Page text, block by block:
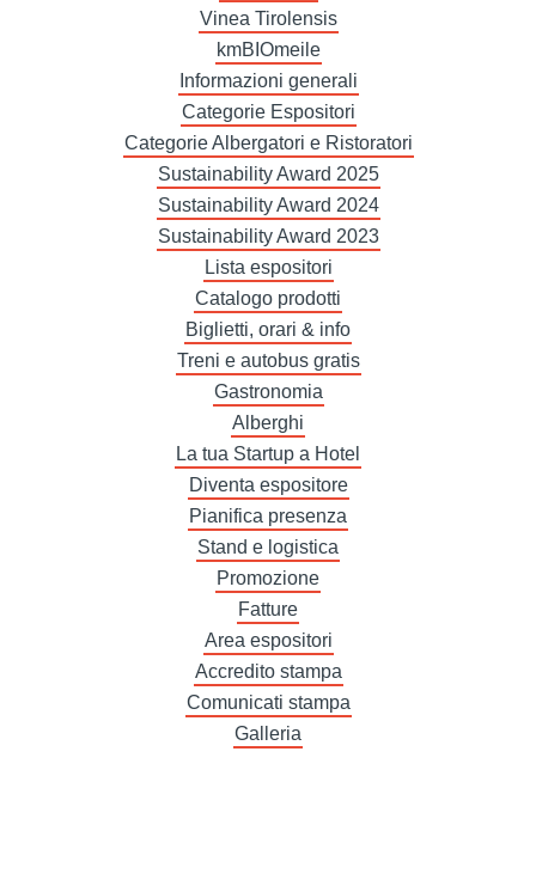
Vinea Tirolensis
kmBIOmeile
Informazioni generali
Categorie Espositori
Categorie Albergatori e Ristoratori
Sustainability Award 2025
Sustainability Award 2024
Sustainability Award 2023
Lista espositori
Catalogo prodotti
Biglietti, orari & info
Treni e autobus gratis
Gastronomia
Alberghi
La tua Startup a Hotel
Diventa espositore
Pianifica presenza
Stand e logistica
Promozione
Fatture
Area espositori
Accredito stampa
Comunicati stampa
Galleria